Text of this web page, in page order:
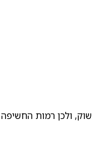
ולכן רמות החשיפה